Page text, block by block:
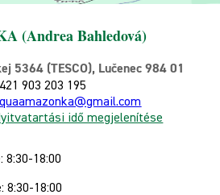
(Andrea Bahledová)
5364 (TESCO), Lučenec 984 01
903 203 195
idő megjelenítése
8:30-18:00
8:30-18:00